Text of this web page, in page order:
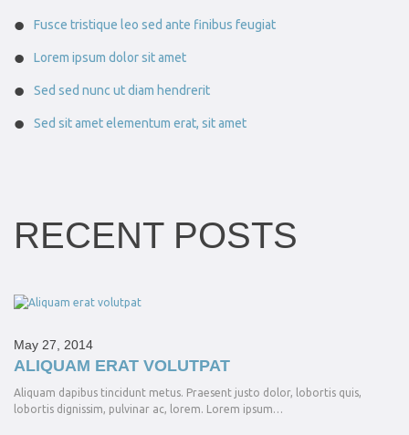
Fusce tristique leo sed ante finibus feugiat
Lorem ipsum dolor sit amet
Sed sed nunc ut diam hendrerit
Sed sit amet elementum erat, sit amet
RECENT POSTS
May 27, 2014
ALIQUAM ERAT VOLUTPAT
Aliquam dapibus tincidunt metus. Praesent justo dolor, lobortis quis,
lobortis dignissim, pulvinar ac, lorem. Lorem ipsum…